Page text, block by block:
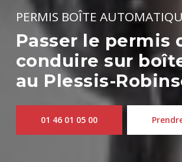
PERMIS BOÎTE
Passer le permis
conduire sur
au Plessis-
01 46 01 05 00